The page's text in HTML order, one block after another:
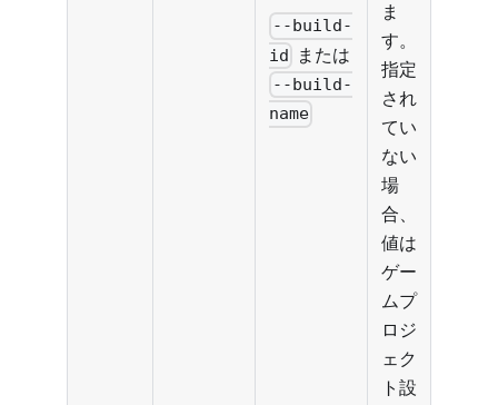
--build-
id
または
--build-
name
ま
す。
指定
され
てい
ない
場
合、
値は
ゲー
ムプ
ロジ
ェク
ト設